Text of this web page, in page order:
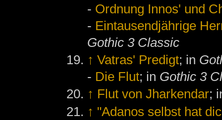
- Ordnung Innos' und
- Eintausendjährige
Gothic 3 Classic
↑ Vatras' Predigt; in
- Die Flut; in Gothic 3
↑ Flut von Jharkendar;
↑ "Adanos selbst hat